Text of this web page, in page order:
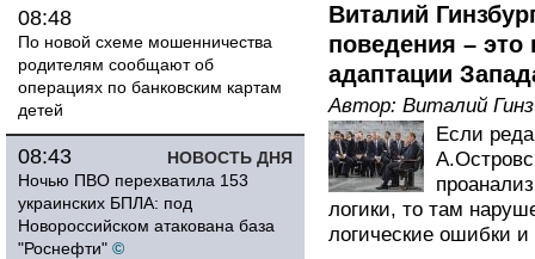
08:48
По новой схеме мошенничества
родителям сообщают об
операциях по банковским картам
детей
НОВОСТЬ ДНЯ
08:43
Ночью ПВО перехватила 153
украинских БПЛА: под
Новороссийском атакована база
"Роснефти" ©
Виталий
поведения – это
адаптации
Автор: Виталий
Если
логики, то там
логические ошибки и